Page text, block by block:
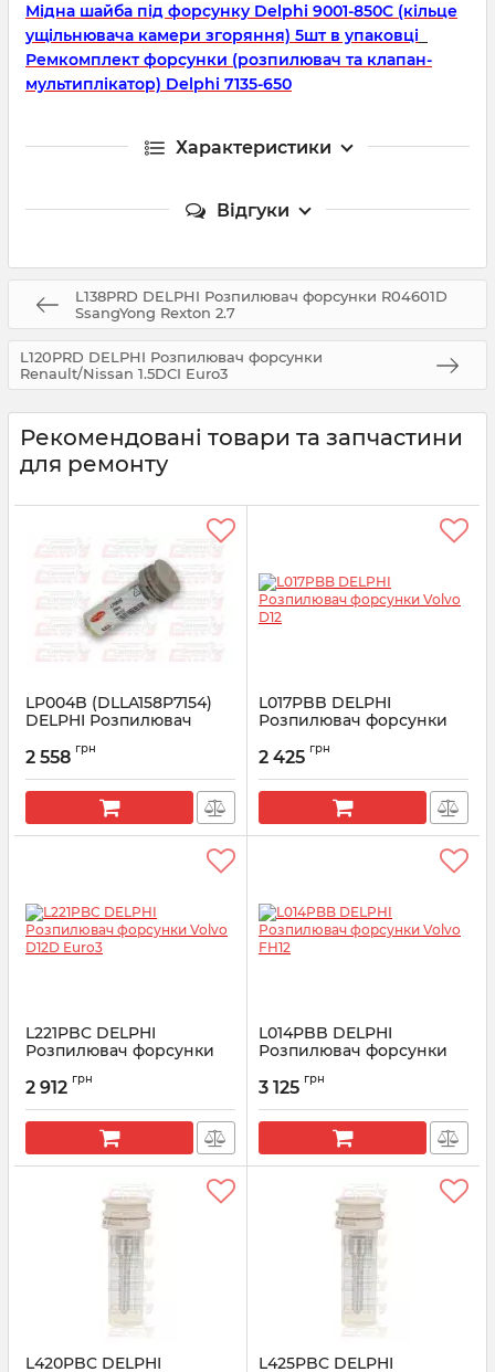
Мідна шайба під форсунку Delphi 9001-850C (кільце
ущільнювача камери згоряння) 5шт в упаковці
Ремкомплект форсунки (розпилювач та клапан-
мультиплікатор) Delphi 7135-650
Характеристики
Відгуки
L138PRD DELPHI Розпилювач форсунки R04601D
SsangYong Rexton 2.7
L120PRD DELPHI Розпилювач форсунки
Renault/Nissan 1.5DCI Euro3
Рекомендовані товари та запчастини
для ремонту
LP004B (DLLA158P7154)
DELPHI Розпилювач
FL12)
Артикул: LP004B
2 558 грн
L017PBB DELPHI
Розпилювач форсунки
Артикул:
2 425 грн
L221PBC DELPHI
Розпилювач форсунки
Артикул:
2 912 грн
L014PBB DELPHI
Розпилювач форсунки
Артикул:
3 125 грн
L420PBC DELPHI
L425PBC DELPHI